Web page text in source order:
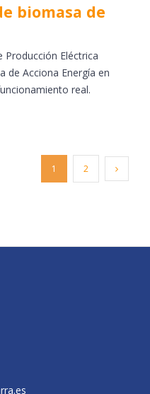
biomasa de
Producción Eléctrica
de Acciona Energía en
real.
1 2